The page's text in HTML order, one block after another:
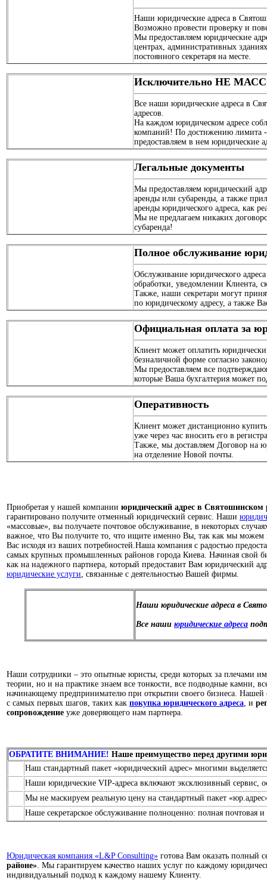
Наши юридические адреса в
Возможно провести проверку и
Мы предоставляем юридические
центрах, административных
постоянного секретаря на месте.
Исключительно НЕ
Все наши юридические адреса в
адресов.
На каждом юридическом адресе
компаний! По достижению лимита
предоставляем в нем юридические
Легальные документы
Мы предоставляем юридический
аренды или субаренды, а также
аренды юридического адреса, как
Мы не предлагаем никаких
субаренда!
Полное обслуживание
Обслуживание юридического
обработки, уведомлении Клиента,
Также, наши секретари могут
по юридическому адресу, а также
Официальная оплата за
Клиент может оплатить
безналичной форме согласно
Мы предоставляем все
которые Ваша бухгалтерия может
Оперативность
Клиент может дистанционно
уже через час вносить его в
Также, мы доставляем Договор на
на отделение Новой почты.
Приобретая у нашей компании юридический адрес в Святошинском
гарантировано получите отменный юридический сервис. Наши
«массовые», вы получаете почтовое обслуживание, в некоторых
важное, что Вы получите то, что ищите именно Вы, так как мы можем
Вас исходя из ваших потребностей. Наша компания с радостью
самых крупных промышленных районов города Киева. Начиная свой
как на надежного партнера, который предоставит Вам юридический
юридические услуги , связанные с деятельностью Вашей фирмы.
Наши юридические адреса в
Все наши юридические адреса
Наши сотрудники – это опытные юристы, среди которых за плечами
теории, но и на практике знаем все тонкости, все подводные камни,
начинающему предпринимателю при открытии своего бизнеса. Нашей
с самых первых шагов, таких как покупка юридического адреса , и
сопровождение уже доверяющего нам партнера.
ОБРАТИТЕ ВНИМАНИЕ! Наше преимущество перед другими
Наш стандартный пакет «юридический адрес» многими
Наши юридические VIP-адреса включают эксклюзивный сервис,
Мы не маскируем реальную цену на стандартный пакет
Наше секретарское обслуживание полноценно: полная почтовая и
Юридическая компания «L&P Consulting» готова Вам оказать полный
районе» . Мы гарантируем качество наших услуг по каждому
индивидуальный подход к каждому нашему Клиенту.